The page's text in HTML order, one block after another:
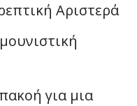
Αριστερά
για μια